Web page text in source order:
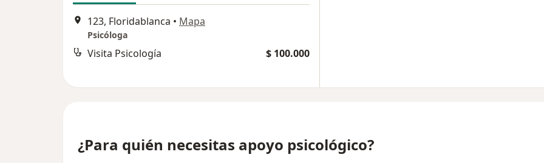
123, Floridablanca • Mapa
Psicóloga
Visita Psicología $ 100.000
¿Para quién necesitas apoyo psicológico?